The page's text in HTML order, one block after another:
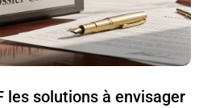
les solutions à envisager